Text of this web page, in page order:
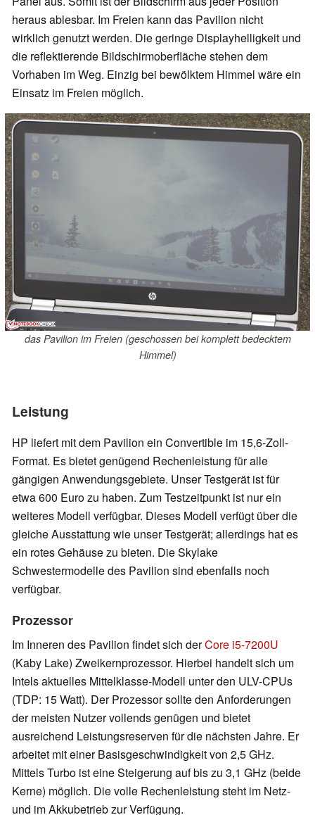
heraus ablesbar. Im Freien kann das Pavilion nicht
wirklich genutzt werden. Die geringe Displayhelligkeit und
die reflektierende Bildschirmoberfläche stehen dem
Vorhaben im Weg. Einzig bei bewölktem Himmel wäre ein
Einsatz im Freien möglich.
das Pavilion im Freien (geschossen bei komplett bedecktem
Himmel)
Leistung
HP liefert mit dem Pavilion ein Convertible im 15,6-Zoll-
Format. Es bietet genügend Rechenleistung für alle
gängigen Anwendungsgebiete. Unser Testgerät ist für
etwa 600 Euro zu haben. Zum Testzeitpunkt ist nur ein
weiteres Modell verfügbar. Dieses Modell verfügt über die
gleiche Ausstattung wie unser Testgerät; allerdings hat es
ein rotes Gehäuse zu bieten. Die Skylake
Schwestermodelle des Pavilion sind ebenfalls noch
verfügbar.
Prozessor
Im Inneren des Pavilion findet sich derCore i5-7200U
(Kaby Lake) Zweikernprozessor. Hierbei handelt sich um
Intels aktuelles Mittelklasse-Modell unter den ULV-CPUs
(TDP: 15 Watt). Der Prozessor sollte den Anforderungen
der meisten Nutzer vollends genügen und bietet
ausreichend Leistungsreserven für die nächsten Jahre. Er
arbeitet mit einer Basisgeschwindigkeit von 2,5 GHz.
Mittels Turbo ist eine Steigerung auf bis zu 3,1 GHz (beide
Kerne) möglich. Die volle Rechenleistung steht im Netz-
und im Akkubetrieb zur Verfügung.